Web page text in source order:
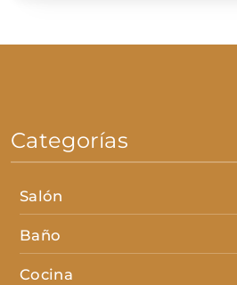
Categorías
Salón
Baño
Cocina